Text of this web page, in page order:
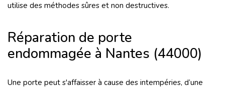
utilise des méthodes sûres et non destructives.
Réparation de porte
endommagée à Nantes (44000)
Une porte peut s'affaisser à cause des intempéries, d’une